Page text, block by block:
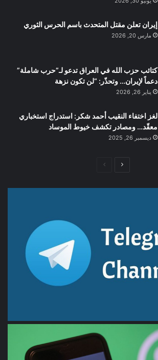
إيران تعلن مقتل المتحدث باسم الحرس الثوري
مارس 20, 2026
كتائب حزب الله في العراق تدعو لـ”حرب شاملة”
دعماً لإيران… وتحذّر: “لن تكون نزهة
يناير 26, 2026
لغز اختفاء النقيب أحمد شكر: استدراج استخباري
معقّد… ومصادر تكشف خيوط الموساد
ديسمبر 26, 2025
الصفحة